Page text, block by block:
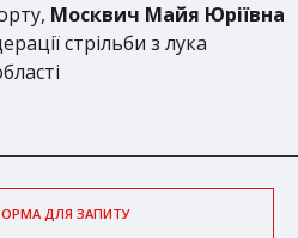
Москвич Майя Юріївна
стрільби з лука
ДЛЯ ЗАПИТУ